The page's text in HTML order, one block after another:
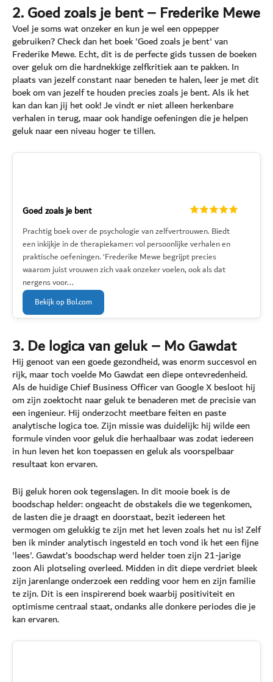
2. Goed zoals je bent – Frederike Mewe
Voel je soms wat onzeker en kun je wel een oppepper
gebruiken? Check dan het boek 'Goed zoals je bent' van
Frederike Mewe. Echt, dit is de perfecte gids tussen de boeken
over geluk om die hardnekkige zelfkritiek aan te pakken. In
plaats van jezelf constant naar beneden te halen, leer je met dit
boek om van jezelf te houden precies zoals je bent. Als ik het
kan dan kan jij het ook! Je vindt er niet alleen herkenbare
verhalen in terug, maar ook handige oefeningen die je helpen
geluk naar een niveau hoger te tillen.
Goed zoals je bent
Prachtig boek over de psychologie van zelfvertrouwen. Biedt
een inkijkje in de therapiekamer: vol persoonlijke verhalen en
praktische oefeningen. ‘Frederike Mewe begrijpt precies
waarom juist vrouwen zich vaak onzeker voelen, ook als dat
nergens voor...
Bekijk op Bol.com
3. De logica van geluk – Mo Gawdat
Hij genoot van een goede gezondheid, was enorm succesvol en
rijk, maar toch voelde Mo Gawdat een diepe ontevredenheid.
Als de huidige Chief Business Officer van Google X besloot hij
om zijn zoektocht naar geluk te benaderen met de precisie van
een ingenieur. Hij onderzocht meetbare feiten en paste
analytische logica toe. Zijn missie was duidelijk: hij wilde een
formule vinden voor geluk die herhaalbaar was zodat iedereen
in hun leven het kon toepassen en geluk als voorspelbaar
resultaat kon ervaren.
Bij geluk horen ook tegenslagen. In dit mooie boek is de
boodschap helder: ongeacht de obstakels die we tegenkomen,
de lasten die je draagt en doorstaat, bezit iedereen het
vermogen om gelukkig te zijn met het leven zoals het nu is! Zelf
ben ik minder analytisch ingesteld en toch vond ik het een fijne
'lees'. Gawdat’s boodschap werd helder toen zijn 21-jarige
zoon Ali plotseling overleed. Midden in dit diepe verdriet bleek
zijn jarenlange onderzoek een redding voor hem en zijn familie
te zijn. Dit is een inspirerend boek waarbij positiviteit en
optimisme centraal staat, ondanks alle donkere periodes die je
kan ervaren.